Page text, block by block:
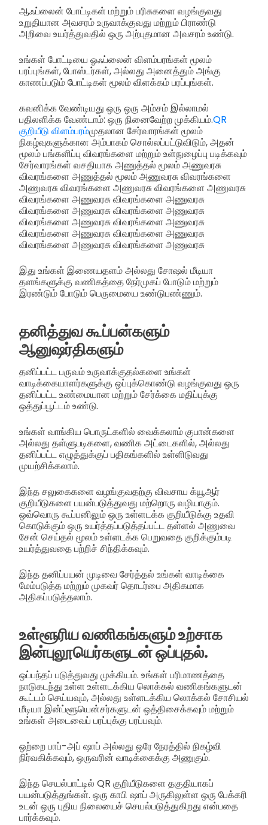
ஆஃப்லைன் போட்டிகள் மற்றும் பரிசுகளை வழங்குவது
உறுதியான அவசரம் உருவாக்குவது மற்றும் பிராண்டு
அறிவை உயர்த்துவதில் ஒரு அற்புதமான அவசரம் உண்டு.
உங்கள் போட்டியை ஓஃப்லைன் விளம்பரங்கள் மூலம்
பரப்புங்கள், போஸ்டர்கள், அல்லது அனைத்தும் அங்கு
காணப்படும் போட்டிகள் மூலம் விளக்கம் பரப்புங்கள்.
கவனிக்க வேண்டியது ஒரு ஒரு அம்சம் இல்லாமல்
பதிலளிக்க வேண்டாம்: ஒரு நினைவேற்ற முக்கியம்.QR
குறியீடு விளம்பரம்முதலான சேர்வாரங்கள் மூலம்
நிகழ்வுகளுக்கான அம்பாகம் சொல்லப்பட்டுவிடும், அதன்
மூலம் பங்களிப்பு விவரங்களை மற்றும் உள்நுழைப்பு படிக்கவும்
சேர்வாரங்கள் வசதியாக அணுத்தல் மூலம் அணுவரசு
விவரங்களை அணுத்தல் மூலம் அணுவரசு விவரங்களை
அணுவரசு விவரங்களை அணுவரசு விவரங்களை அணுவரசு
விவரங்களை அணுவரசு விவரங்களை அணுவரசு
விவரங்களை அணுவரசு விவரங்களை அணுவரசு
விவரங்களை அணுவரசு விவரங்களை அணுவரசு
விவரங்களை அணுவரசு விவரங்களை அணுவரசு
விவரங்களை அணுவரசு விவரங்களை அணுவரசு
இது உங்கள் இணையதளம் அல்லது சோஷல் மீடியா
தளங்களுக்கு வணிகத்தை நேர்முகப் போடும் மற்றும்
இரண்டும் போடும் பெருமையை உண்டுபண்ணும்.
தனித்துவ கூப்பன்களும்
ஆனுஷர்திகளும்
தனிப்பட்ட பருவம் உருவாக்குதல்களை உங்கள்
வாடிக்கையாளர்களுக்கு ஒப்புக்கொண்டு வழங்குவது ஒரு
தனிப்பட்ட உண்மையான மற்றும் சேர்க்கை மதிப்புக்கு
ஒத்துப்பூட்டம் உண்டு.
உங்கள் வாங்கிய பொருட்களில் வைக்கலாம் குபான்களை
அல்லது தள்ளுபடிகளை, வணிக அட்டைகளில், அல்லது
தனிப்பட்ட எழுத்துக்குப் பதிகங்களில் உள்ளிடுவது
முயற்சிக்கலாம்.
இந்த சலுகைகளை வழங்குவதற்கு விவசாய க்யூஆர்
குறியீடுகளை பயன்படுத்துவது மற்றொரு வழியாகும்.
ஒவ்வொரு கூப்பனிலும் ஒரு உள்ளடக்க குறியீடுக்கு உதவி
கொடுக்கும் ஒரு உயர்த்தப்படுத்தப்பட்ட தள்ளல் அணுவை
சேன் செய்தல் மூலம் உள்ளடக்க பெறுவதை குறிக்கும்படி
உயர்த்துவதை பற்றிச் சிந்திக்கவும்.
இந்த தனிப்பயன் முடிவை சேர்த்தல் உங்கள் வாடிக்கை
மேம்படுத்த மற்றும் முகவர் தொடர்பை அதிகமாக
அதிகப்படுத்தலாம்.
உள்ளூரிய வணிகங்களும் உற்சாக
இன்புலூயெர்களுடன் ஒப்புதல்.
ஒப்பந்தப் படுத்துவது முக்கியம். உங்கள் பரிமாணத்தை
நாடுகடந்து உள்ள உள்ளடக்கிய லொக்கல் வணிகங்களுடன்
கூட்டம் செய்யவும், அல்லது உள்ளடக்கிய லொக்கல் சோசியல்
மீடியா இன்ப்ளூயென்சர்களுடன் ஒத்திசைக்கவும் மற்றும்
உங்கள் அடைவைப் பரப்புக்கு பரப்பவும்.
ஒற்றை பாப்-அப் ஷாப் அல்லது ஒரே நேரத்தில் நிகழ்வி
நிர்வகிக்கவும், ஒருவரின் வாடிக்கைக்கு அணுகும்.
இந்த செயல்பாட்டில் QR குறியீடுகளை தகுதியாகப்
பயன்படுத்துங்கள். ஒரு காபி ஷாப் அருகிலுள்ள ஒரு பேக்கரி
உடன் ஒரு புதிய நிலையைச் செயல்படுத்துகிறது என்பதை
பார்க்கவும்.